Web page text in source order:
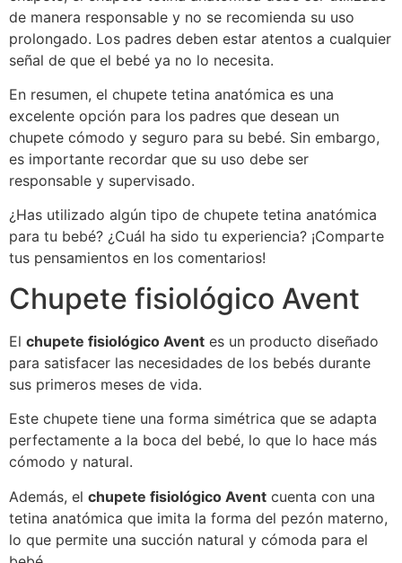
de manera responsable y no se recomienda su uso
prolongado. Los padres deben estar atentos a cualquier
señal de que el bebé ya no lo necesita.
En resumen, el chupete tetina anatómica es una
excelente opción para los padres que desean un
chupete cómodo y seguro para su bebé. Sin embargo,
es importante recordar que su uso debe ser
responsable y supervisado.
¿Has utilizado algún tipo de chupete tetina anatómica
para tu bebé? ¿Cuál ha sido tu experiencia? ¡Comparte
tus pensamientos en los comentarios!
Chupete fisiológico Avent
El chupete fisiológico Avent es un producto diseñado
para satisfacer las necesidades de los bebés durante
sus primeros meses de vida.
Este chupete tiene una forma simétrica que se adapta
perfectamente a la boca del bebé, lo que lo hace más
cómodo y natural.
Además, el chupete fisiológico Avent cuenta con una
tetina anatómica que imita la forma del pezón materno,
lo que permite una succión natural y cómoda para el